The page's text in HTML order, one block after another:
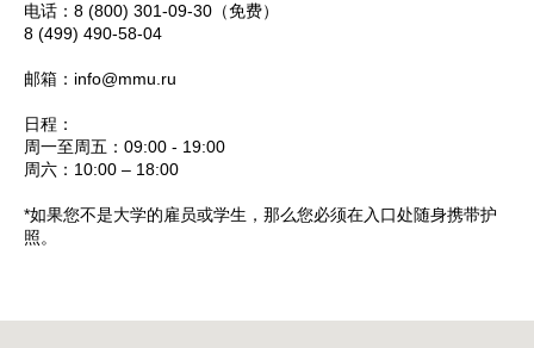
电话：8 (800) 301-09-30（免费）
8 (499) 490-58-04
邮箱：info@mmu.ru
日程：
周一至周五：09:00 - 19:00
周六：10:00 – 18:00
*如果您不是大学的雇员或学生，那么您必须在入口处随身携带护
照。